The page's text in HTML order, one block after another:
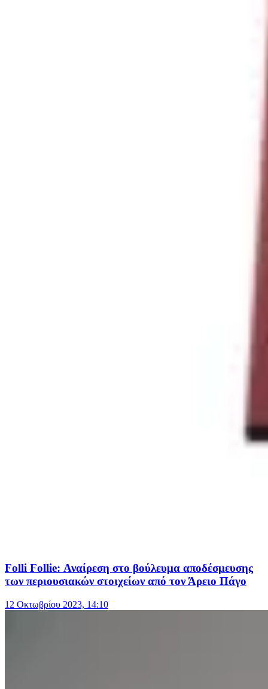
Folli Follie: Αναίρεση στο βούλευμα αποδέσμευσης
των περιουσιακών στοιχείων από τον Άρειο Πάγο
12 Οκτωβρίου 2023, 14:10